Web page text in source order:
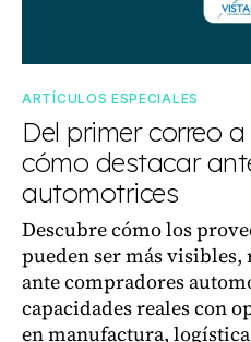
ARTÍCULOS ESPECIALES
Del primer correo
cómo destacar
automotrices
Descubre cómo los
pueden ser más
ante compradores
capacidades reales con
en manufactura,